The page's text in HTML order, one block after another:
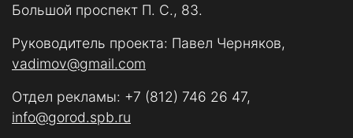
Большой проспект П. С., 83.
Руководитель проекта: Павел Черняков,
vadimov@gmail.com
Отдел рекламы: +7 (812) 746 26 47,
info@gorod.spb.ru